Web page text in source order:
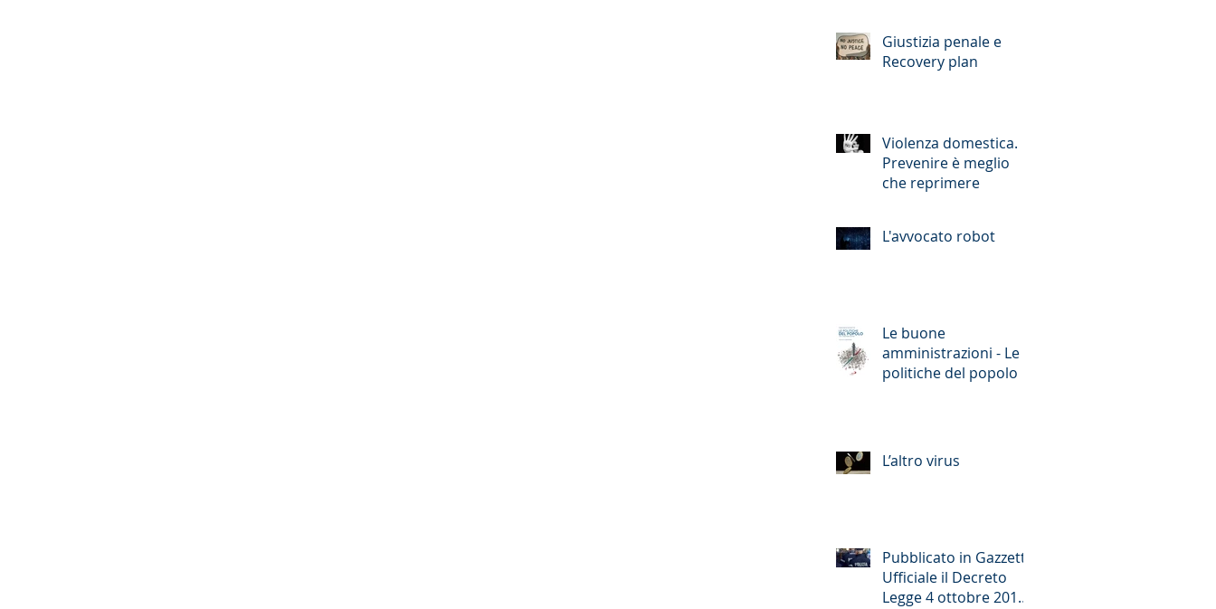
Giustizia penale e
Recovery plan
Violenza domestica.
Prevenire è meglio
che reprimere
L'avvocato robot
Le buone
amministrazioni - Le
politiche del popolo
L’altro virus
Pubblicato in Gazzetta
Ufficiale il Decreto
Legge 4 ottobre 2018